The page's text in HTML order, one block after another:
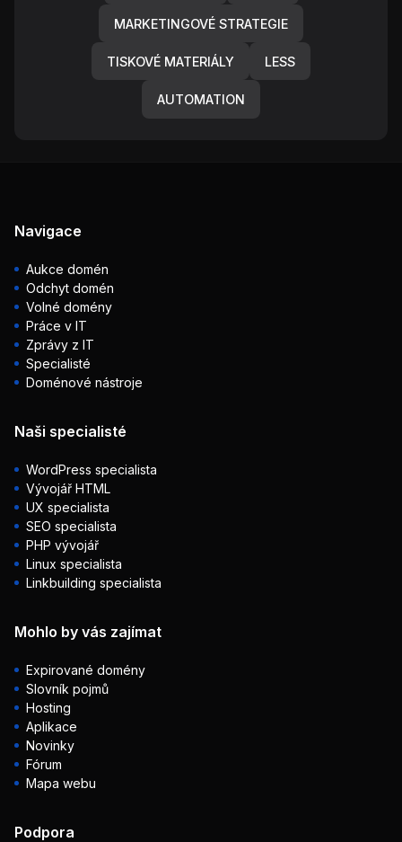
MARKETINGOVÉ STRATEGIE
TISKOVÉ MATERIÁLY LESS
AUTOMATION
Navigace
Aukce domén
Odchyt domén
Volné domény
Práce v IT
Zprávy z IT
Specialisté
Doménové nástroje
Naši specialisté
WordPress specialista
Vývojář HTML
UX specialista
SEO specialista
PHP vývojář
Linux specialista
Linkbuilding specialista
Mohlo by vás zajímat
Expirované domény
Slovník pojmů
Hosting
Aplikace
Novinky
Fórum
Mapa webu
Podpora